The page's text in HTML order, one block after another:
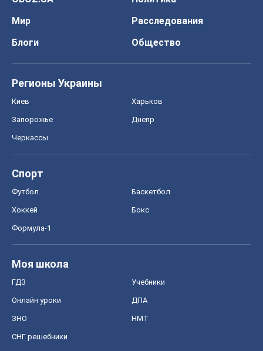
Мир
Расследования
Блоги
Общество
Регионы Украины
Киев Харьков
Запорожье Днепр
Черкассы
Спорт
Футбол Баскетбол
Хоккей Бокс
Формула-1
Моя школа
ГДЗ Учебники
Онлайн уроки ДПА
ЗНО НМТ
СНГ решебники